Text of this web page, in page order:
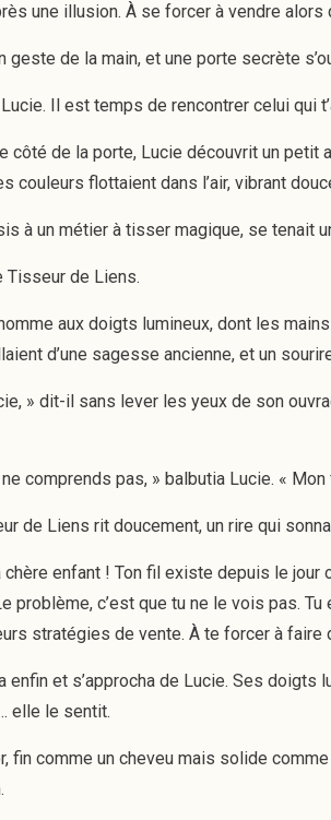
une illusion. À se forcer à vendre alors
geste de la main, et une porte secrète
Il est temps de rencontrer celui qui
côté de la porte, Lucie découvrit un
couleurs flottaient dans l’air, vibrant
à un métier à tisser magique, se tenait
Tisseur de Liens.
aux doigts lumineux, dont les
d’une sagesse ancienne, et un
» dit-il sans lever les yeux de son
comprends pas, » balbutia Lucie. «
de Liens rit doucement, un rire qui
chère enfant ! Ton fil existe depuis le
problème, c’est que tu ne le vois pas.
stratégies de vente. À te forcer à
enfin et s’approcha de Lucie. Ses doigts
elle le sentit.
fin comme un cheveu mais solide